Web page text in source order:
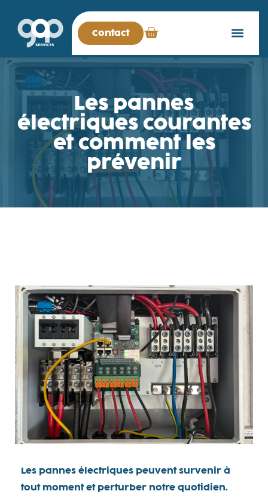
Contact
Les pannes
électriques courantes
et comment les
prévenir
Les pannes électriques peuvent survenir à
tout moment et perturber notre quotidien.